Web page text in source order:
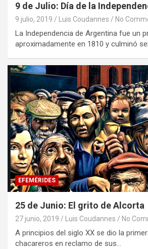
9 de Julio: Día de la
9 julio, 2019 Luis Coudannes No
La Independencia de Argentina fue un
aproximadamente en 1810 y culminó
EFEMÉRIDES
25 de Junio: El grito de Alcorta
27 junio, 2019 Luis Coudannes No
A principios del siglo XX se dio la
chacareros en reclamo de sus…